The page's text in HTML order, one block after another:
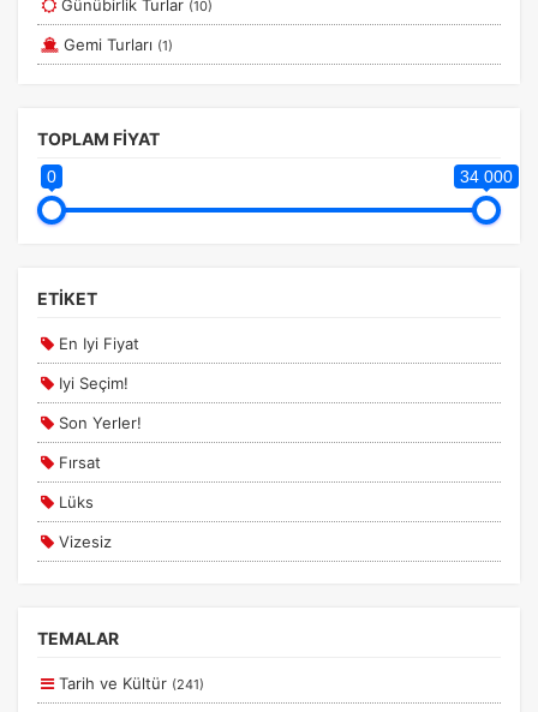
Kapadokya Turları
Konya Turları
Marmara Turları
Sinop Erfelek Turları
Şanlıurfa Mardin Turları
Şile Ağva Turları
Uçaklı Butik Turlar
Ulaşımlı Tatil Turları
Van Turları
Yurtiçi Kurban Bayramı Turları
Günübirlik Turlar (10)
Gemi Turları (1)
TOPLAM FİYAT
0 34 000
ETİKET
En Iyi Fiyat
Iyi Seçim!
Son Yerler!
Fırsat
Lüks
Vizesiz
Planlanan
TEMALAR
Tarih ve Kültür (241)